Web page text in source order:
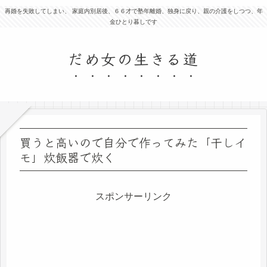
再婚を失敗してしまい、 家庭内別居後、６６才で塾年離婚、独身に戻り、親の介護をしつつ、年
金ひとり暮しです
だめ女の生きる道
買うと高いので自分で作ってみた「干しイ
モ」炊飯器で炊く
スポンサーリンク